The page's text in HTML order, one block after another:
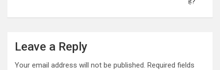
Leave a Reply
Your email address will not be published. Required fields